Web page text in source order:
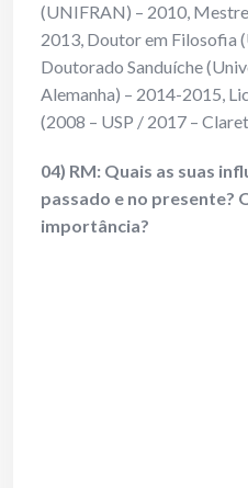
(UNIFRAN) – 2010,
2013, Doutor em Filosofia
Doutorado Sanduíche
Alemanha) – 2014-2015,
(2008 – USP / 2017 –
04) RM: Quais as suas
passado e no presente?
importância?